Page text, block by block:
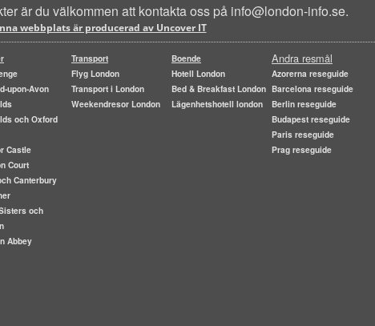
är du välkommen att kontakta oss på info@london-info.se.
webbplats är producerad av Uncover IT
upon-Avon
och Oxford
Castle
Court
Canterbury
och
Abbey
Transport
Flyg London
Transport i London
Weekendresor London
Boende
Hotell London
Bed & Breakfast London
Lägenhetshotell london
Andra resmål
Azorerna reseguide
Barcelona reseguide
Berlin reseguide
Budapest reseguide
Paris reseguide
Prag reseguide